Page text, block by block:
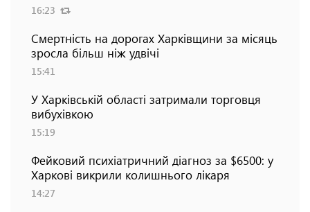
16:23
Смертність на дорогах Харківщини за місяць
зросла більш ніж удвічі
15:41
У Харківській області затримали торговця
вибухівкою
15:19
Фейковий психіатричний діагноз за $6500: у
Харкові викрили колишнього лікаря
14:27